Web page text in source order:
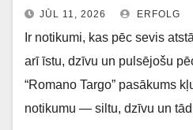
JŪL 11, 2026 ERFOLG
Ir notikumi, kas pēc sevis
arī īstu, dzīvu un pulsējošu
“Romano Targo” pasākums
notikumu — siltu, dzīvu un